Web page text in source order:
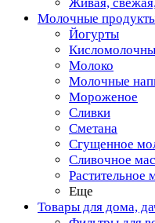
Молочные
Йогурты
Молоко
Молочные
Мороженое
Сливки
Сметана
Сгущенное
Сливочное
Растительное
Еще
Товары для дома,